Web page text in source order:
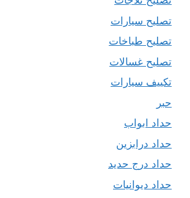
تصليح سيارات
تصليح طباخات
تصليح غسالات
تكييف سيارات
حبر
حداد ابواب
حداد درابزين
حداد درج حديد
حداد ديوانيات